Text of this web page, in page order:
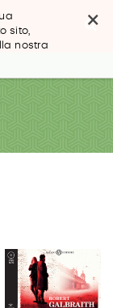
×
sito,
nostra